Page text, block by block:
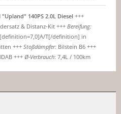
140PS 2.0L Diesel +++
& Distanz-Kit +++ Bereifung:
T[/definition] in
+++ Stoßdämpfer: Bilstein B6 +++
+++ Ø-Verbrauch: 7,4L / 100km